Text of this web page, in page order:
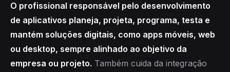
O profissional responsável pelo desenvolvimento
de aplicativos planeja, projeta, programa, testa e
mantém soluções digitais, como apps móveis, web
ou desktop, sempre alinhado ao objetivo da
empresa ou projeto. Também cuida da integração